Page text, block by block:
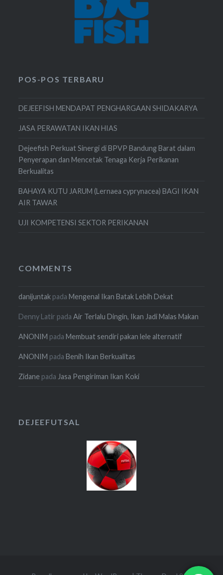
POS-POS TERBARU
DEJEEFISH MENDAPAT PENGHARGAAN SHIDAKARYA
JASA PERAWATAN IKAN HIAS
Dejeefish Perkuat Sinergi di BPVP Bandung Barat dalam
Penyerapan dan Mencetak Tenaga Kerja Perikanan
Berkualitas
BAHAYA KUTU JARUM (Lernaea cyprynacea) BAGI IKAN
AIR TAWAR
UJI KOMPETENSI SEKTOR PERIKANAN
COMMENTS
danijuntak padaMengenal Ikan Batak Lebih Dekat
Denny Latir padaAir Terlalu Dingin, Ikan Jadi Malas Makan
ANONIM padaMembuat sendiri pakan lele alternatif
ANONIM padaBenih Ikan Berkualitas
Zidane padaJasa Pengiriman Ikan Koki
DEJEEFUTSAL